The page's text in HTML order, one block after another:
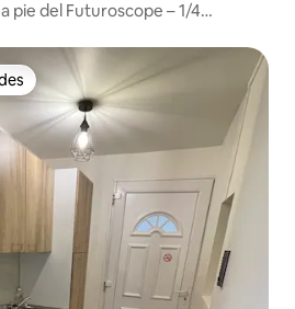
pie del Futuroscope – 1/4